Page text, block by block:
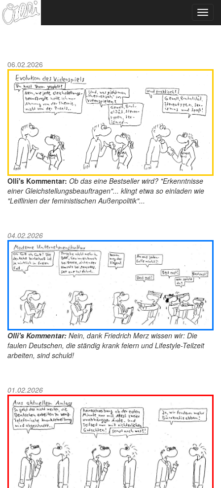
06.02.2026
Olli's Kommentar: Ob das eine Bestseller wird? "Erkenntnisse
einer Gleichstellungsbeauftragen"... klingt etwa so einladen wie
"Leiflinien der feministischen Außenpolitik"...
04.02.2026
Olli's Kommentar: Nein, dank Friedrich Merz wissen wir: Die
faulen Deutschen, die ständig krank feiern und Lifestyle-Teilzeit
arbeiten, sind schuld!
01.02.2026